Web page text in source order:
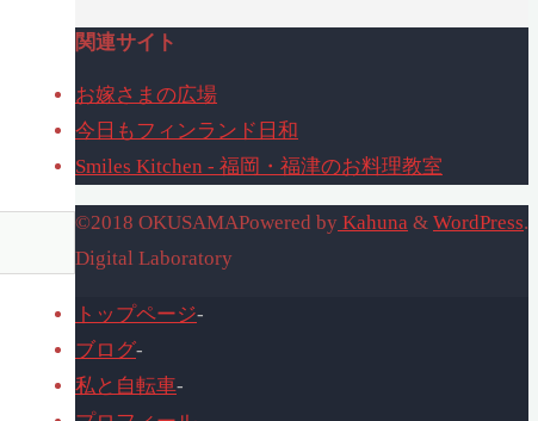
関連サイト
お嫁さまの広場
今日もフィンランド日和
Smiles Kitchen - 福岡・福津のお料理教室
Powered by Kahuna & WordPress.
©2018 OKUSAMA
Digital Laboratory
トップページ-
ブログ-
私と自転車-